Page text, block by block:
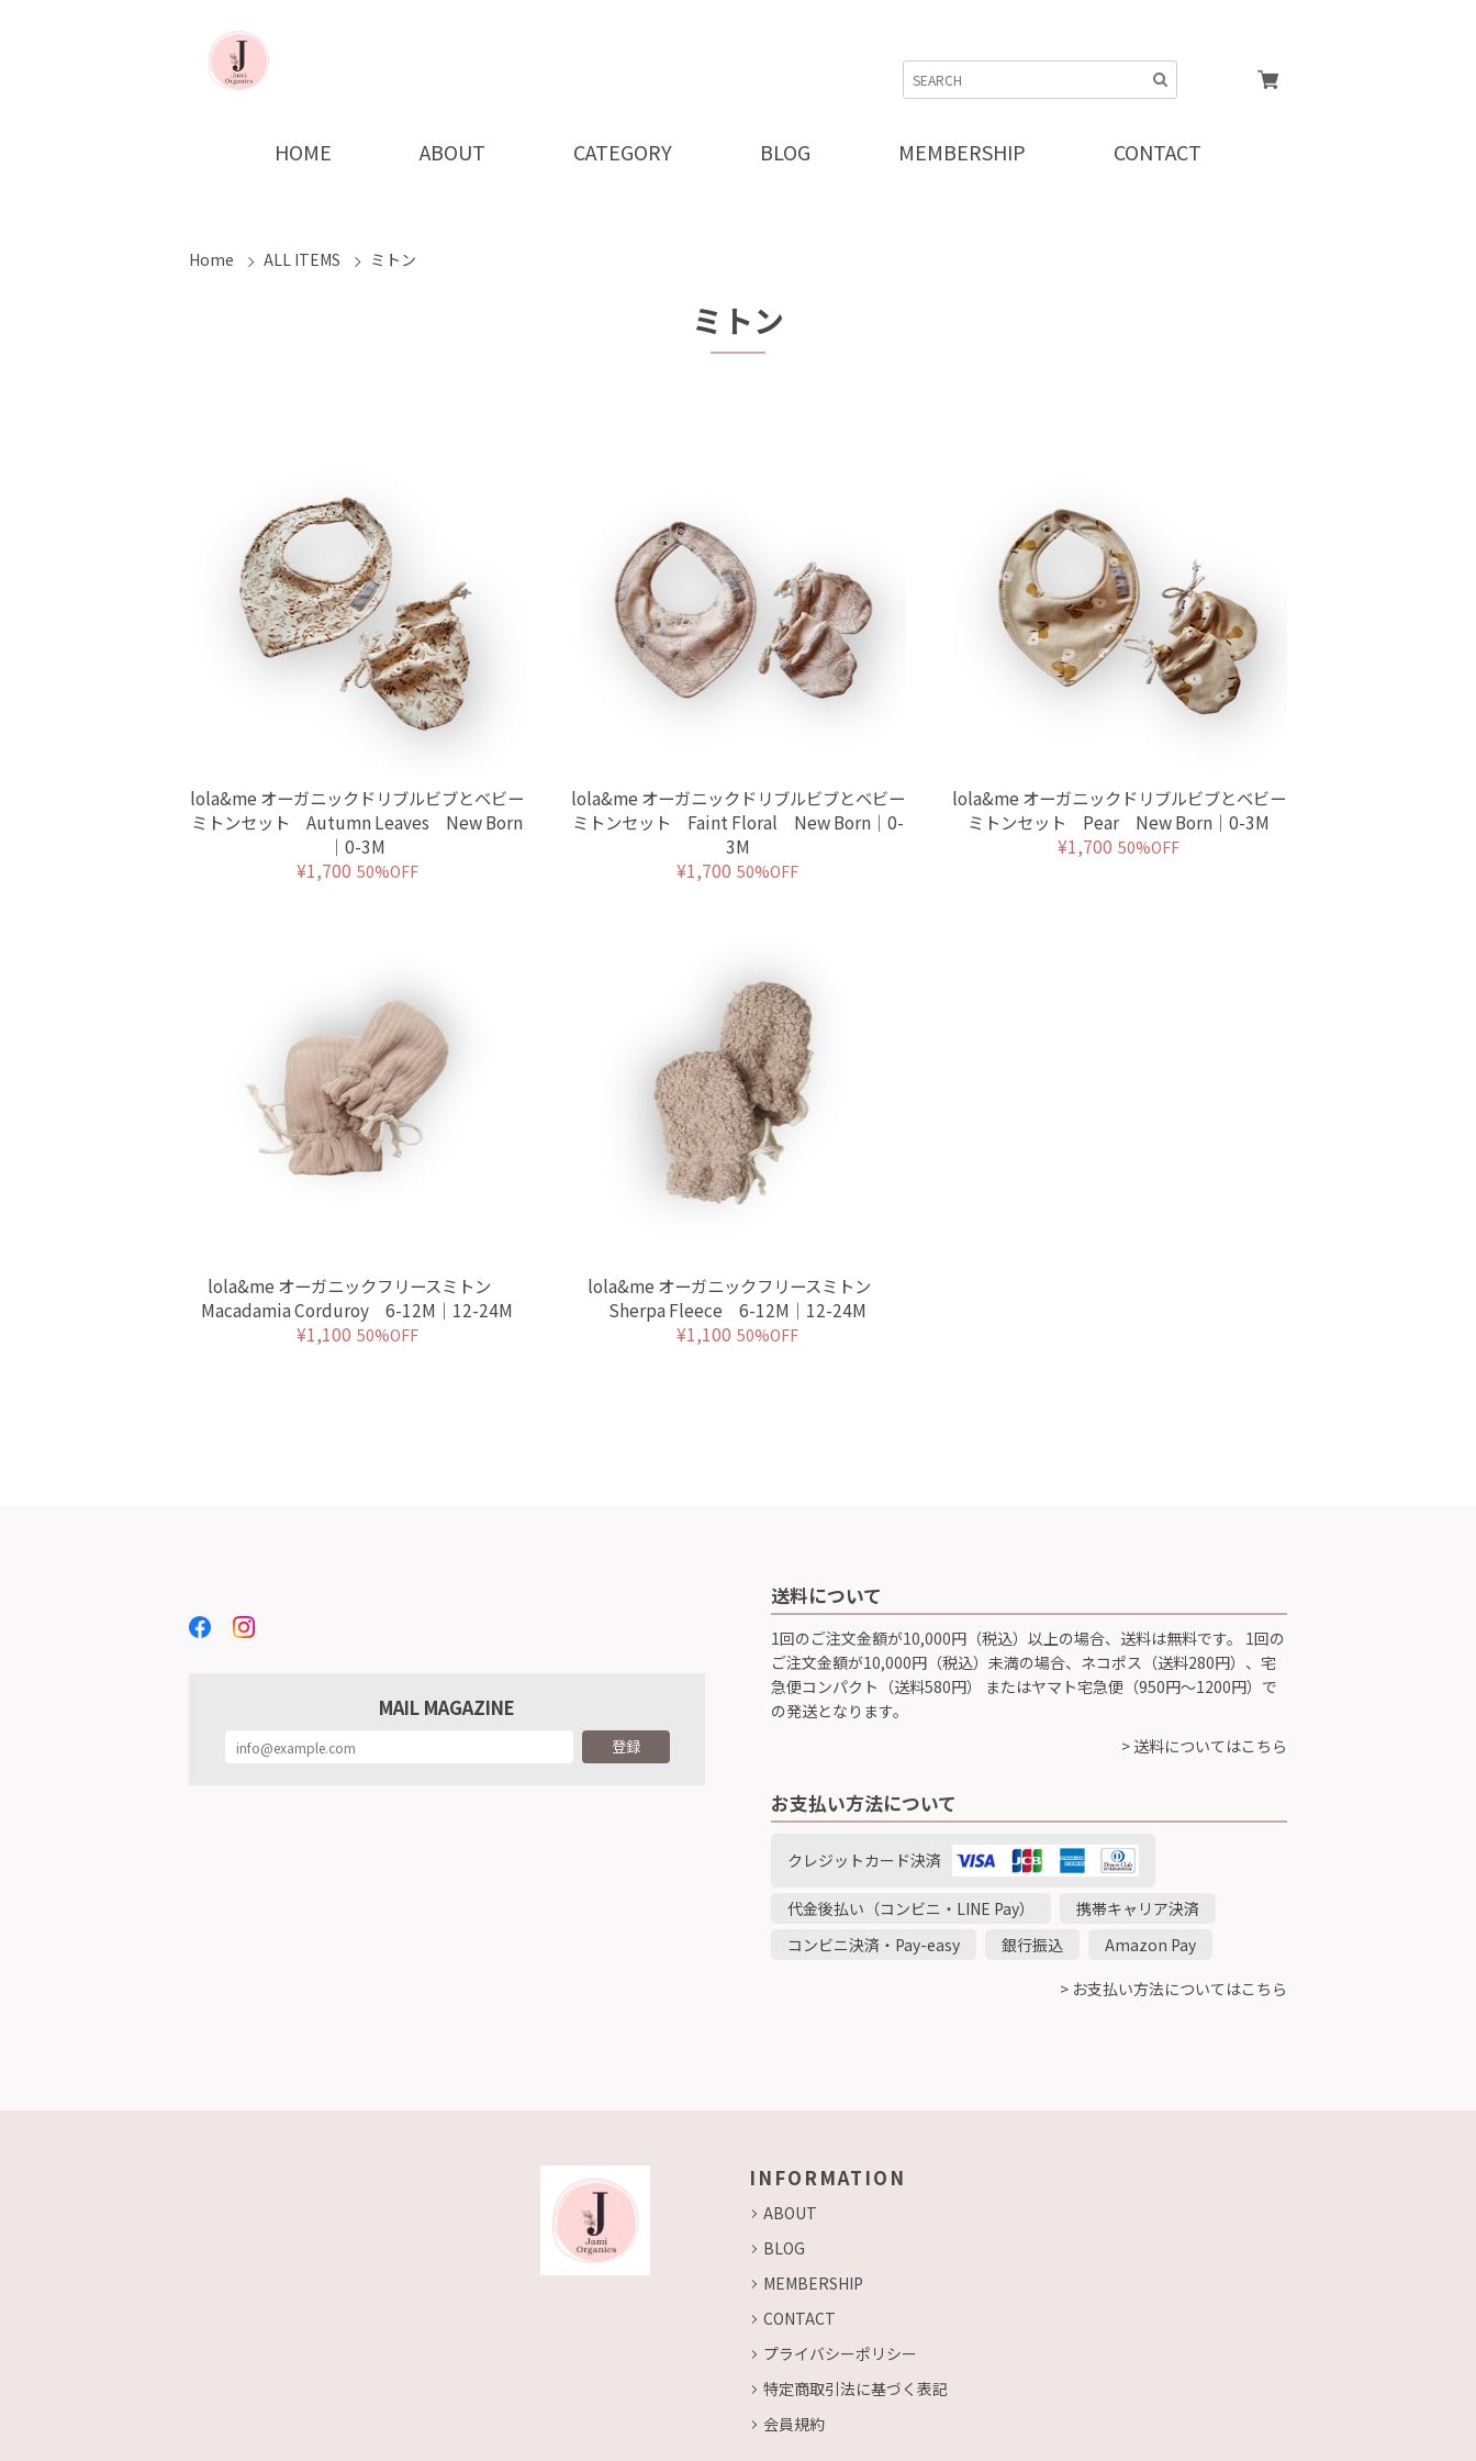
HOME ABOUT CATEGORY BLOG MEMBERSHIP CONTACT
Home ALL ITEMS ミトン
ミトン
lola&me オーガニックドリブルビブとベビー
ミトンセット Autumn Leaves New Born
｜0-3M
¥1,700 50%OFF
lola&me オーガニックドリブルビブとベビー
ミトンセット Faint Floral New Born｜0-
3M
¥1,700 50%OFF
lola&me オーガニックドリブルビブとベビー
ミトンセット Pear New Born｜0-3M
¥1,700 50%OFF
lola&me オーガニックフリースミトン
Macadamia Corduroy 6-12M｜12-24M
¥1,100 50%OFF
lola&me オーガニックフリースミトン
Sherpa Fleece 6-12M｜12-24M
¥1,100 50%OFF
MAIL MAGAZINE
登録
送料について
1回のご注文金額が10,000円（税込）以上の場合、送料は無料です。 1回の
ご注文金額が10,000円（税込）未満の場合、ネコポス（送料280円）、宅
急便コンパクト（送料580円） またはヤマト宅急便（950円～1200円）で
の発送となります。
> 送料についてはこちら
お支払い方法について
クレジットカード決済
代金後払い（コンビニ・LINE Pay）
携帯キャリア決済
コンビニ決済・Pay-easy
銀行振込
Amazon Pay
> お支払い方法についてはこちら
INFORMATION
ABOUT
BLOG
MEMBERSHIP
CONTACT
プライバシーポリシー
特定商取引法に基づく表記
会員規約